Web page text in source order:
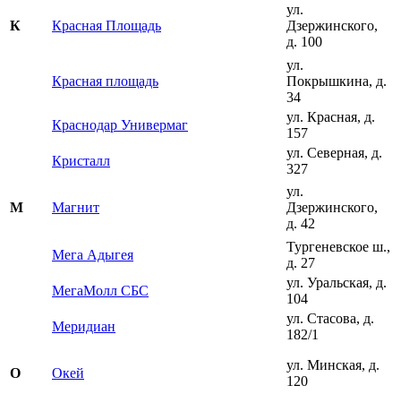
К Красная Площадь
ул.
Дзержинского,
д. 100
Красная площадь
ул.
Покрышкина, д.
34
Краснодар Универмаг
ул. Красная, д.
157
Кристалл
ул. Северная, д.
327
М Магнит
ул.
Дзержинского,
д. 42
Мега Адыгея
Тургеневское ш.,
д. 27
МегаМолл СБС
ул. Уральская, д.
104
Меридиан
ул. Стасова, д.
182/1
О Окей
ул. Минская, д.
120